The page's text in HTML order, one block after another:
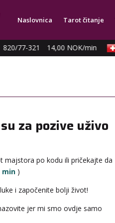
Naslovnica Tarot čitanje
820/77-321 14,00 NOK/min
za pozive uživo
majstora po kodu ili pričekajte da
min )
i započenite bolji život!
jer mi smo ovdje samo